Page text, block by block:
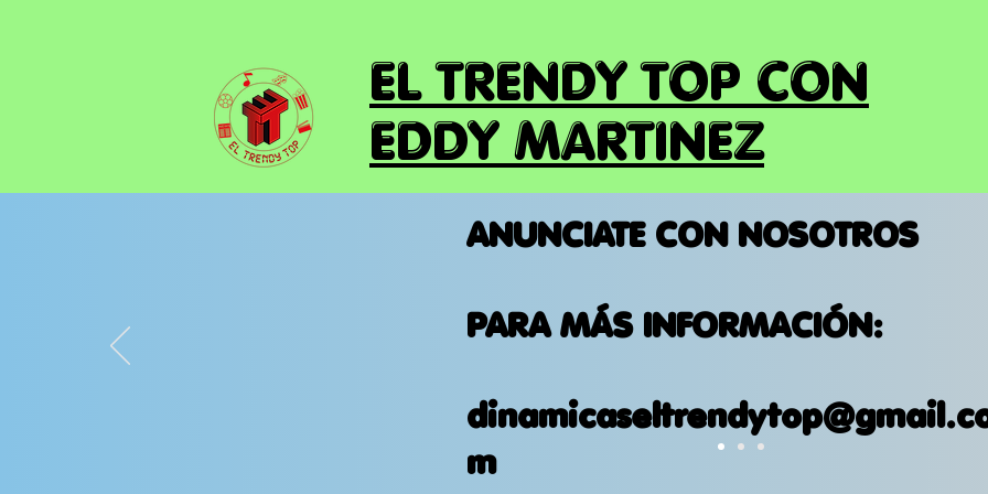
EL TRENDY TOP CON
EDDY MARTINEZ
ANUNCIATE CON NOSOTROS
PARA MÁS INFORMACIÓN:
m